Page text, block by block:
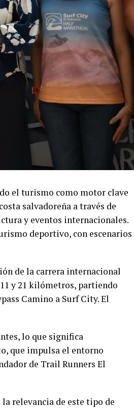
el turismo como motor clave
salvadoreña a través de
y eventos internacionales.
deportivo, con escenarios
de la carrera internacional
y 21 kilómetros, partiendo
Camino a Surf City. El
lo que significa
que impulsa el entorno
de Trail Runners El
relevancia de este tipo de